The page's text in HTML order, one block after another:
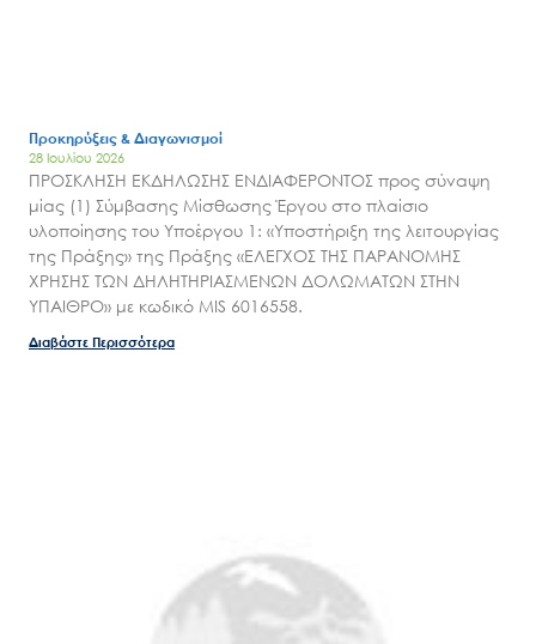
Προκηρύξεις & Διαγωνισμοί
28 Ιουλίου 2026
ΠΡΟΣΚΛΗΣΗ ΕΚΔΗΛΩΣΗΣ ΕΝΔΙΑΦΕΡΟΝΤΟΣ προς σύναψη
μίας (1) Σύμβασης Μίσθωσης Έργου στο πλαίσιο
υλοποίησης του Υποέργου 1: «Υποστήριξη της λειτουργίας
της Πράξης» της Πράξης «ΕΛΕΓΧΟΣ ΤΗΣ ΠΑΡΑΝΟΜΗΣ
ΧΡΗΣΗΣ ΤΩΝ ΔΗΛΗΤΗΡΙΑΣΜΕΝΩΝ ΔΟΛΩΜΑΤΩΝ ΣΤΗΝ
ΥΠΑΙΘΡΟ» με κωδικό MIS 6016558.
Διαβάστε Περισσότερα